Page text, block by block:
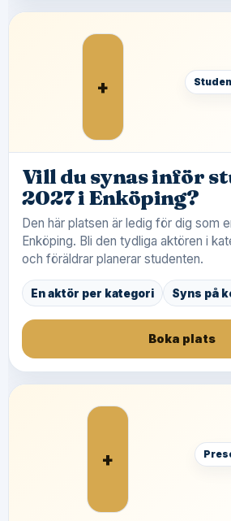
+
Vill du synas inför
2027 i Enköping?
Den här platsen är ledig för dig som
Enköping. Bli den tydliga aktören i
och föräldrar planerar studenten.
En aktör per kategori Syns på
Boka plats
+